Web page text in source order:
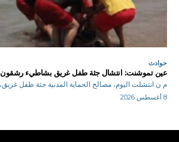
حوادث
عين تموشنت: انتشال جثة طفل غريق بشاطيء رشقون
م ن انتشلت اليوم، مصالح الحماية المدنية جثة طفل غريق، يبلغ من العمر 11 سنة...
8 أغسطس 2026